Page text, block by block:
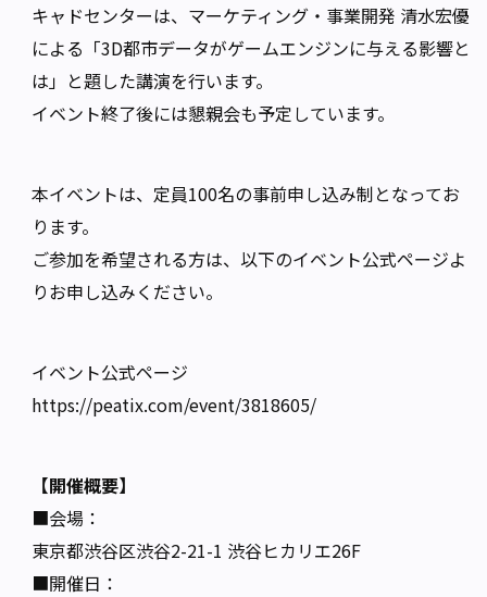
キャドセンターは、マーケティング・事業開発 清水宏優
による「3D都市データがゲームエンジンに与える影響と
は」と題した講演を行います。
イベント終了後には懇親会も予定しています。
本イベントは、定員100名の事前申し込み制となってお
ります。
ご参加を希望される方は、以下のイベント公式ページよ
りお申し込みください。
イベント公式ページ
https://peatix.com/event/3818605/
【開催概要】
■会場：
東京都渋谷区渋谷2-21-1 渋谷ヒカリエ26F
■開催日：